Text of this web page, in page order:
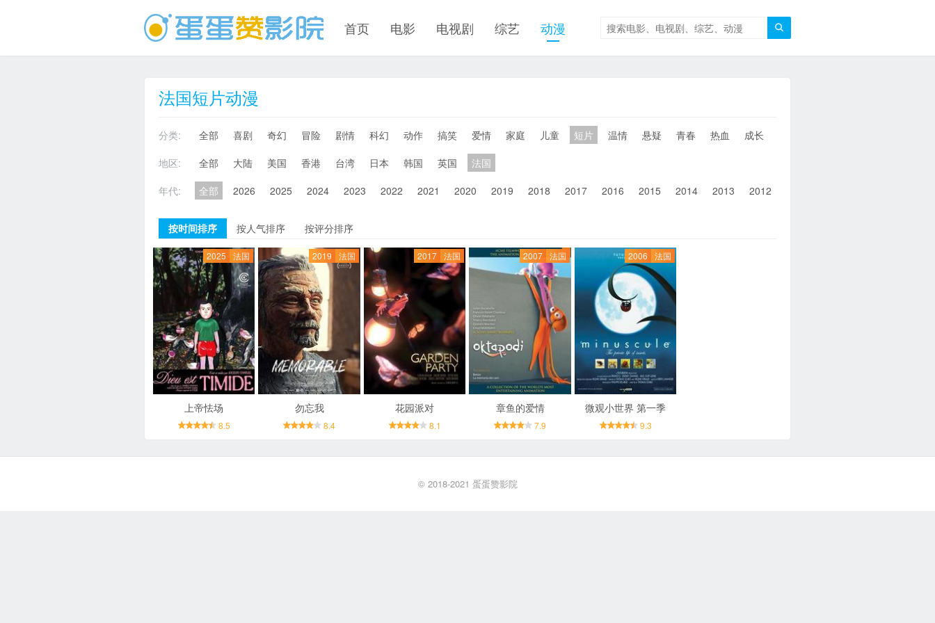

首页 电影 电视剧 综艺 动漫
法国短片动漫
分类: 全部 喜剧 奇幻 冒险 剧情 科幻 动作 搞笑 爱情 家庭 儿童 短片 温情 悬疑 青春 热血 成长
地区:
全部 大陆 美国 香港 台湾 日本 韩国 英国
法国
年代:
全部 2026 2025 2024 2023 2022 2021 2020 2019 2018 2017 2016 2015 2014 2013 2012
按时间排序 按人气排序 按评分排序
2025 法国
上帝怯场
8.5
2019 法国
勿忘我
8.4
2017 法国
花园派对
8.1
2007 法国
章鱼的爱情
7.9
2006 法国
微观小世界 第一季
9.3
© 2018-2021 蛋蛋赞影院